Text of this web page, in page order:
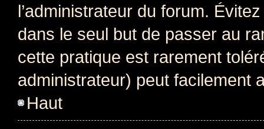
l’administrateur du forum.
dans le seul but de passer au
cette pratique est rarement
administrateur) peut facilement
Haut